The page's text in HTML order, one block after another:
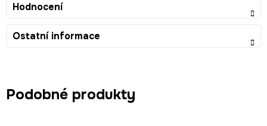
Hodnocení
Ostatní informace
Podobné produkty